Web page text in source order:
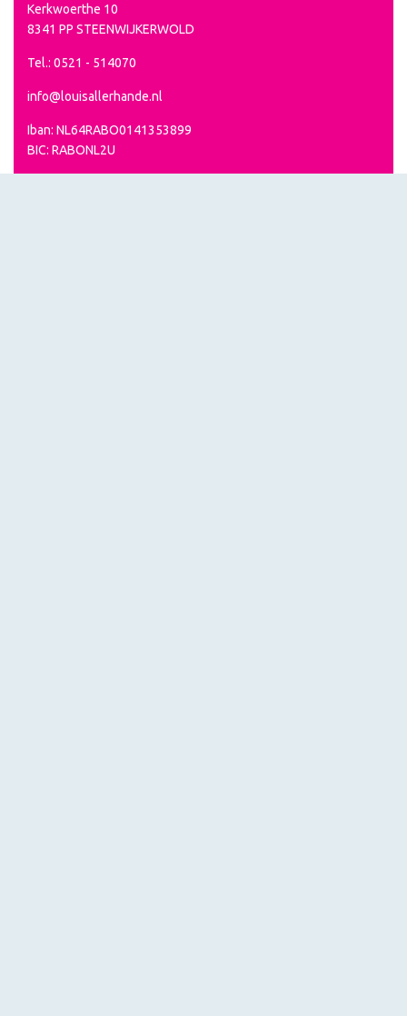
Kerkwoerthe 10
8341 PP STEENWIJKERWOLD
Tel.: 0521 - 514070
info@louisallerhande.nl
Iban: NL64RABO0141353899
BIC: RABONL2U